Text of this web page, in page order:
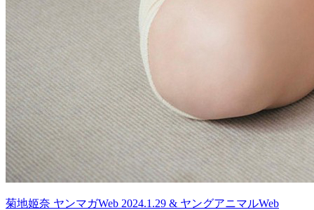
菊地姬奈 ヤンマガWeb 2024.1.29 & ヤングアニマルWeb